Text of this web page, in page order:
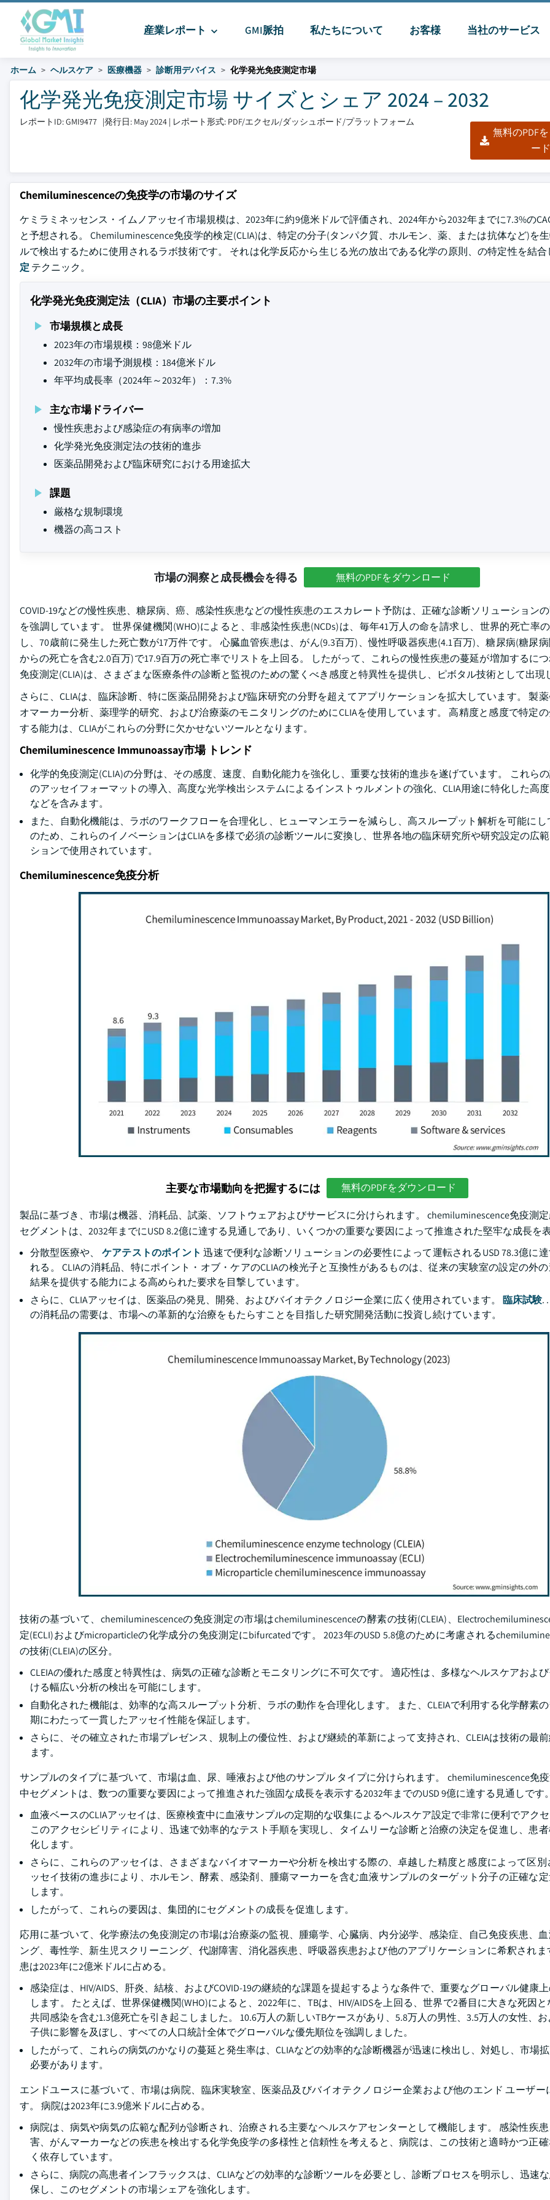
産業レポート GMI脈拍 私たちについて お客様 当社のサービス
ホーム ヘルスケア 医療機器 診断用デバイス 化学発光免疫測定市場
化学発光免疫測定市場 サイズとシェア 2024 – 2032
レポートID: GMI9477 |発行日: May 2024 | レポート形式: PDF/エクセル/ダッシュボード/プラットフォーム
無料のPDF
ード
Chemiluminescenceの免疫学の市場のサイズ
ケミラミネッセンス・イムノアッセイ市場規模は、2023年に約9億米ドルで評価され、2024年から2032年までに7.3%の
と予想される。 Chemiluminescence免疫学的検定(CLIA)は、特定の分子(タンパク質、ホルモン、薬、または抗体など)を
ルで検出するために使用されるラボ技術です。 それは化学反応から生じる光の放出である化学の原則、の特定性を結合
定 テクニック。
化学発光免疫測定法（CLIA）市場の主要ポイント
市場規模と成長
2023年の市場規模：98億米ドル
2032年の市場予測規模：184億米ドル
年平均成長率（2024年～2032年）：7.3%
主な市場ドライバー
慢性疾患および感染症の有病率の増加
化学発光免疫測定法の技術的進歩
医薬品開発および臨床研究における用途拡大
課題
厳格な規制環境
機器の高コスト
市場の洞察と成長機会を得る 無料のPDFをダウンロード
COVID-19などの慢性疾患、糖尿病、癌、感染性疾患などの慢性疾患のエスカレート予防は、正確な診断ソリューション
を強調しています。 世界保健機関(WHO)によると、非感染性疾患(NCDs)は、毎年41万人の命を請求し、世界的死亡率
し、70歳前に発生した死亡数が17万件です。 心臓血管疾患は、がん(9.3百万)、慢性呼吸器疾患(4.1百万)、糖尿病(糖尿
からの死亡を含む2.0百万)で17.9百万の死亡率でリストを上回る。 したがって、これらの慢性疾患の蔓延が増加するに
免疫測定(CLIA)は、さまざまな医療条件の診断と監視のための驚くべき感度と特異性を提供し、ピボタル技術として出現
さらに、CLIAは、臨床診断、特に医薬品開発および臨床研究の分野を超えてアプリケーションを拡大しています。 製
オマーカー分析、薬理学的研究、および治療薬のモニタリングのためにCLIAを使用しています。 高精度と感度で特定
する能力は、CLIAがこれらの分野に欠かせないツールとなります。
Chemiluminescence Immunoassay市場 トレンド
化学的免疫測定(CLIA)の分野は、その感度、速度、自動化能力を強化し、重要な技術的進歩を遂げています。 これら
のアッセイフォーマットの導入、高度な光学検出システムによるインストゥルメントの強化、CLIA用途に特化した高
などを含みます。
また、自動化機能は、ラボのワークフローを合理化し、ヒューマンエラーを減らし、高スループット解析を可能にし
のため、これらのイノベーションはCLIAを多様で必須の診断ツールに変換し、世界各地の臨床研究所や研究設定の広
ションで使用されています。
Chemiluminescence免疫分析
主要な市場動向を把握するには 無料のPDFをダウンロード
製品に基づき、市場は機器、消耗品、試薬、ソフトウェアおよびサービスに分けられます。 chemiluminescence免疫測
セグメントは、2032年までにUSD 8.2億に達する見通しであり、いくつかの重要な要因によって推進された堅牢な成長を表
分散型医療や、 ケアテストのポイント 迅速で便利な診断ソリューションの必要性によって運転されるUSD 78.3億に
れる。 CLIAの消耗品、特にポイント・オブ・ケアのCLIAの検光子と互換性があるものは、従来の実験室の設定の外
結果を提供する能力による高められた要求を目撃しています。
さらに、CLIAアッセイは、医薬品の発見、開発、およびバイオテクノロジー企業に広く使用されています。 臨床試験.
の消耗品の需要は、市場への革新的な治療をもたらすことを目指した研究開発活動に投資し続けています。
技術の基づいて、chemiluminescenceの免疫測定の市場はchemiluminescenceの酵素の技術(CLEIA)、
定(ECLI)およびmicroparticleの化学成分の免疫測定にbifurcatedです。 2023年のUSD 5.8億のために考慮される
の技術(CLEIA)の区分。
CLEIAの優れた感度と特異性は、病気の正確な診断とモニタリングに不可欠です。 適応性は、多様なヘルスケアおよ
ける幅広い分析の検出を可能にします。
自動化された機能は、効率的な高スループット分析、ラボの動作を合理化します。 また、CLEIAで利用する化学酵素
期にわたって一貫したアッセイ性能を保証します。
さらに、その確立された市場プレゼンス、規制上の優位性、および継続的革新によって支持され、CLEIAは技術の最
ます。
サンプルのタイプに基づいて、市場は血、尿、唾液および他のサンプル タイプに分けられます。 chemiluminescence免
中セグメントは、数つの重要な要因によって推進された強固な成長を表示する2032年までのUSD 9億に達する見通しです。
血液ベースのCLIAアッセイは、医療検査中に血液サンプルの定期的な収集によるヘルスケア設定で非常に便利でアクセ
このアクセシビリティにより、迅速で効率的なテスト手順を実現し、タイムリーな診断と治療の決定を促進し、患
化します。
さらに、これらのアッセイは、さまざまなバイオマーカーや分析を検出する際の、卓越した精度と感度によって区別
ッセイ技術の進歩により、ホルモン、酵素、感染剤、腫瘍マーカーを含む血液サンプルのターゲット分子の正確な
します。
したがって、これらの要因は、集団的にセグメントの成長を促進します。
応用に基づいて、化学療法の免疫測定の市場は治療薬の監視、腫瘍学、心臓病、内分泌学、感染症、自己免疫疾患、
ング、毒性学、新生児スクリーニング、代謝障害、消化器疾患、呼吸器疾患および他のアプリケーションに希釈されま
患は2023年に2億米ドルに占める。
感染症は、HIV/AIDS、肝炎、結核、およびCOVID-19の継続的な課題を提起するような条件で、重要なグローバル健康
します。 たとえば、世界保健機関(WHO)によると、2022年に、TBは、HIV/AIDSを上回る、世界で2番目に大きな死因と
共同感染を含む1.3億死亡を引き起こしました。 10.6万人の新しいTBケースがあり、5.8万人の男性、3.5万人の女性、
子供に影響を及ぼし、すべての人口統計全体でグローバルな優先順位を強調しました。
したがって、これらの病気のかなりの蔓延と発生率は、CLIAなどの効率的な診断機器が迅速に検出し、対処し、市場
必要があります。
エンドユースに基づいて、市場は病院、臨床実験室、医薬品及びバイオテクノロジー企業および他のエンド ユーザー
す。 病院は2023年に3.9億米ドルに占める。
病院は、病気や病気の広範な配列が診断され、治療される主要なヘルスケアセンターとして機能します。 感染性疾
害、がんマーカーなどの疾患を検出する化学免疫学の多様性と信頼性を考えると、病院は、この技術と適時かつ正
く依存しています。
さらに、病院の高患者インフラックスは、CLIAなどの効率的な診断ツールを必要とし、診断プロセスを明示し、迅速
保し、このセグメントの市場シェアを強化します。